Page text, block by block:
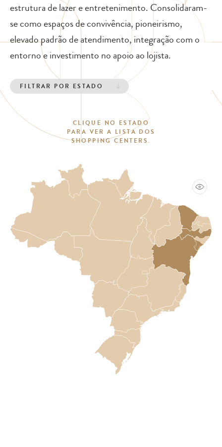
estrutura de lazer e entretenimento. Consolidaram-
se como espaços de convivência, pioneirismo,
elevado padrão de atendimento, integração com o
entorno e investimento no apoio ao lojista.
CLIQUE NO ESTADO
PARA VER A LISTA DOS
SHOPPING CENTERS.